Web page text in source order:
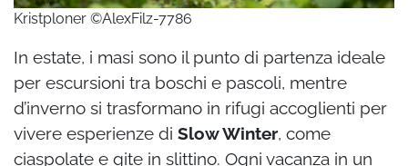
Kristploner ©AlexFilz-7786
In estate, i masi sono il punto di partenza ideale
per escursioni tra boschi e pascoli, mentre
d’inverno si trasformano in rifugi accoglienti per
vivere esperienze di Slow Winter, come
ciaspolate e gite in slittino. Ogni vacanza in un